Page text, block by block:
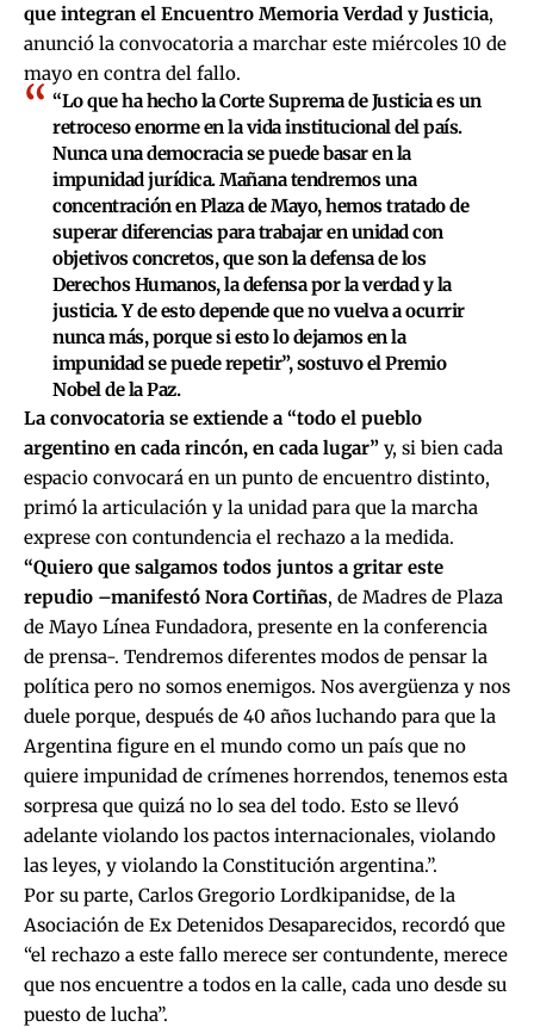
que integran el Encuentro Memoria Verdad y Justicia,
anunció la convocatoria a marchar este miércoles 10 de
mayo en contra del fallo.
“Lo que ha hecho la Corte Suprema de Justicia es un
retroceso enorme en la vida institucional del país.
Nunca una democracia se puede basar en la
impunidad jurídica. Mañana tendremos una
concentración en Plaza de Mayo, hemos tratado de
superar diferencias para trabajar en unidad con
objetivos concretos, que son la defensa de los
Derechos Humanos, la defensa por la verdad y la
justicia. Y de esto depende que no vuelva a ocurrir
nunca más, porque si esto lo dejamos en la
impunidad se puede repetir”, sostuvo el Premio
Nobel de la Paz.
La convocatoria se extiende a “todo el pueblo
argentino en cada rincón, en cada lugar” y, si bien cada
espacio convocará en un punto de encuentro distinto,
primó la articulación y la unidad para que la marcha
exprese con contundencia el rechazo a la medida.
“Quiero que salgamos todos juntos a gritar este
repudio –manifestó Nora Cortiñas, de Madres de Plaza
de Mayo Línea Fundadora, presente en la conferencia
de prensa-. Tendremos diferentes modos de pensar la
política pero no somos enemigos. Nos avergüenza y nos
duele porque, después de 40 años luchando para que la
Argentina figure en el mundo como un país que no
quiere impunidad de crímenes horrendos, tenemos esta
sorpresa que quizá no lo sea del todo. Esto se llevó
adelante violando los pactos internacionales, violando
las leyes, y violando la Constitución argentina.”.
Por su parte, Carlos Gregorio Lordkipanidse, de la
Asociación de Ex Detenidos Desaparecidos, recordó que
“el rechazo a este fallo merece ser contundente, merece
que nos encuentre a todos en la calle, cada uno desde su
puesto de lucha”.